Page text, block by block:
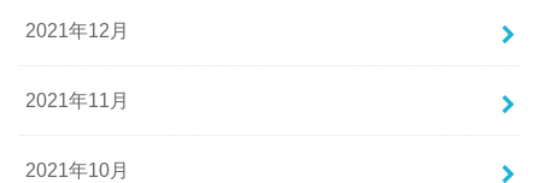
2021年12月
2021年11月
2021年10月